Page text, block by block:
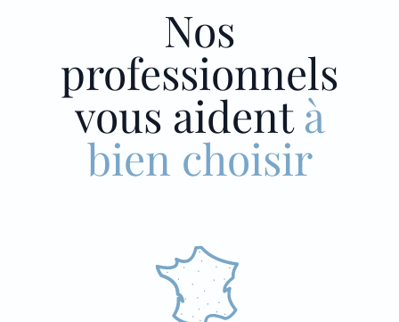
Nos
professionnels
vous aidentà
bien choisir